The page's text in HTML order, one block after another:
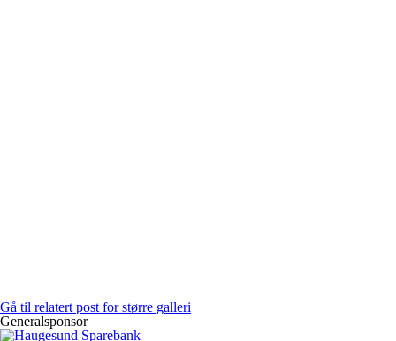
Gå til relatert post for større galleri
Generalsponsor